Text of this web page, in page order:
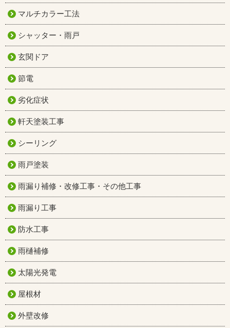
マルチカラー工法
シャッター・雨戸
玄関ドア
節電
劣化症状
軒天塗装工事
シーリング
雨戸塗装
雨漏り補修・改修工事・その他工事
雨漏り工事
防水工事
雨樋補修
太陽光発電
屋根材
外壁改修